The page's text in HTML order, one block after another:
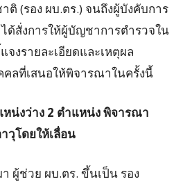
(รอง ผบ.ตร.) จนถึงผู้บังคับการ
ด้สั่งการให้ผู้บัญชาการตำรวจใน
งรายละเอียดและเหตุผล
ลที่เสนอให้พิจารณาในครั้งนี้
หน่งว่าง 2 ตำแหน่ง พิจารณา
วุโดยให้เลื่อน
ผู้ช่วย ผบ.ตร. ขึ้นเป็น รอง